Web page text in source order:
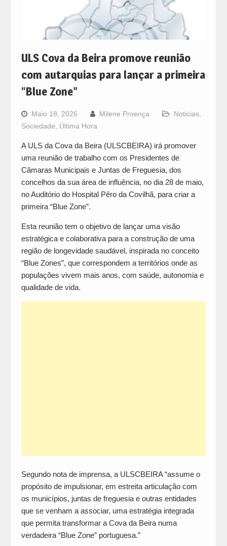
ULS Cova da Beira promove reunião
com autarquias para lançar a primeira
“Blue Zone”
Maio 18, 2026 Milene Proença Noticias,
Sociedade
Última Hora
A ULS da Cova da Beira (ULSCBEIRA) irá promover
uma reunião de trabalho com os Presidentes de
Câmaras Municipais e Juntas de Freguesia, dos
concelhos da sua área de influência, no dia 28 de maio,
no Auditório do Hospital Pêro da Covilhã, para criar a
primeira “Blue Zone”.
Esta reunião tem o objetivo de lançar uma visão
estratégica e colaborativa para a construção de uma
região de longevidade saudável, inspirada no conceito
“Blue Zones”, que correspondem a territórios onde as
populações vivem mais anos, com saúde, autonomia e
qualidade de vida.
Segundo nota de imprensa, a ULSCBEIRA “assume o
propósito de impulsionar, em estreita articulação com
os municípios, juntas de freguesia e outras entidades
que se venham a associar, uma estratégia integrada
que permita transformar a Cova da Beira numa
verdadeira “Blue Zone” portuguesa.”